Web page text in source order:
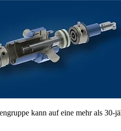
kann auf eine mehr als